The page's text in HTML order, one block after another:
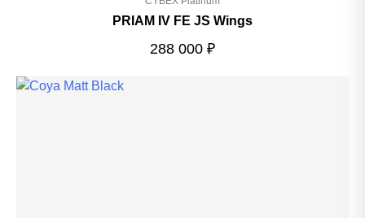
PRIAM IV FE JS Wings
288 000 ₽